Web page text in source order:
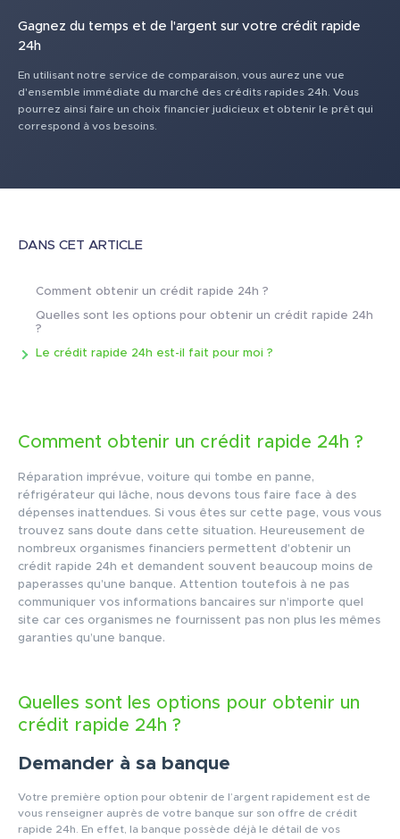
Gagnez du temps et de l'argent sur votre crédit rapide
24h
En utilisant notre service de comparaison, vous aurez une vue
d'ensemble immédiate du marché des crédits rapides 24h. Vous
pourrez ainsi faire un choix financier judicieux et obtenir le prêt qui
correspond à vos besoins.
DANS CET ARTICLE
Comment obtenir un crédit rapide 24h ?
Quelles sont les options pour obtenir un crédit rapide 24h
?
Le crédit rapide 24h est-il fait pour moi ?
Comment obtenir un crédit rapide 24h ?
Réparation imprévue, voiture qui tombe en panne,
réfrigérateur qui lâche, nous devons tous faire face à des
dépenses inattendues. Si vous êtes sur cette page, vous vous
trouvez sans doute dans cette situation. Heureusement de
nombreux organismes financiers permettent d’obtenir un
crédit rapide 24h et demandent souvent beaucoup moins de
paperasses qu’une banque. Attention toutefois à ne pas
communiquer vos informations bancaires sur n’importe quel
site car ces organismes ne fournissent pas non plus les mêmes
garanties qu’une banque.
Quelles sont les options pour obtenir un
crédit rapide 24h ?
Demander à sa banque
Votre première option pour obtenir de l’argent rapidement est de
vous renseigner auprès de votre banque sur son offre de crédit
rapide 24h. En effet, la banque possède déjà le détail de vos